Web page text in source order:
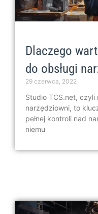
Dlaczego
do obsługi
29 czerwca, 2022
Studio TCS.net, czyli
narzędziowni, to
pełnej kontroli nad
niemu